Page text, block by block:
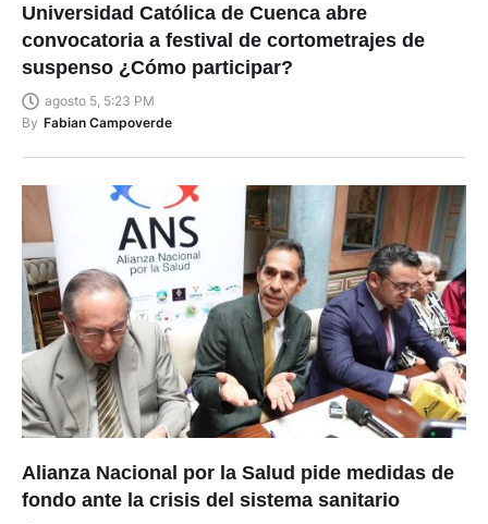
Universidad Católica de Cuenca abre
convocatoria a festival de cortometrajes de
suspenso ¿Cómo participar?
agosto 5, 5:23 PM
By Fabian Campoverde
Alianza Nacional por la Salud pide medidas de
fondo ante la crisis del sistema sanitario